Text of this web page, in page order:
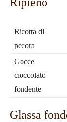
Ricotta di
pecora
Gocce
cioccolato
fondente
Glassa